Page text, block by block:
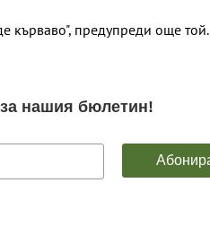
кърваво", предупреди още той.